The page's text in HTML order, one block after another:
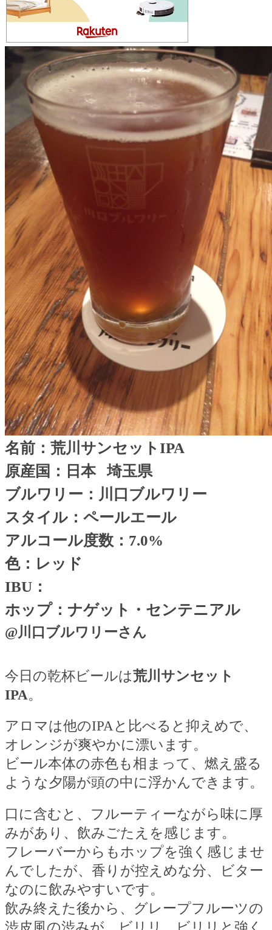
名前：荒川サンセット IPA
原産国：日本
埼玉県
ブルワリー：川口ブルワリー
スタイル：ペールエール
アルコール度数： 7.0%
色：レッド
IBU ：
ホップ：ナゲット・センテニアル
@川口ブルワリーさん
今日の乾杯ビールは荒川サンセット
IPA。
アロマは他のIPAと比べると抑えめで、
オレンジが爽やかに漂います。
ビール本体の赤色も相まって、燃え盛る
ような夕陽が頭の中に浮かんできます。
口に含むと、フルーティーながら味に厚
みがあり、飲みごたえを感じます。
フレーバーからもホップを強く感じませ
んでしたが、香りが控えめな分、ビター
なのに飲みやすいです。
飲み終えた後から、グレープフルーツの